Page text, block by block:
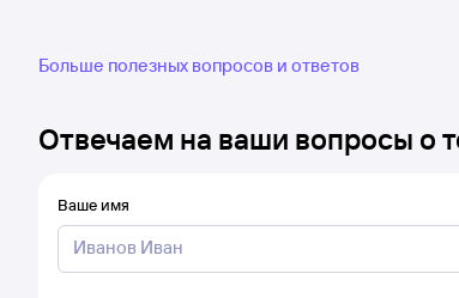
Больше полезных вопросов и ответов
Отвечаем на ваши вопросы о
Ваше имя